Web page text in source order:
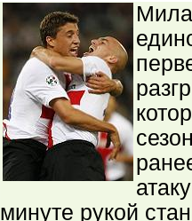
минуте рукой